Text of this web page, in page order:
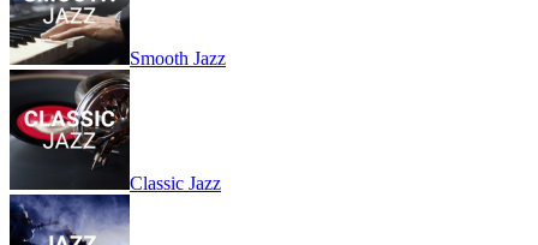
Smooth Jazz
Classic Jazz